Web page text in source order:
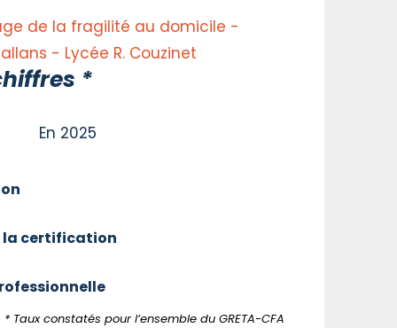
de la fragilité au domicile -
- Lycée R. Couzinet
*
En 2025
la certification
* Taux constatés pour l’ensemble du GRETA-CFA